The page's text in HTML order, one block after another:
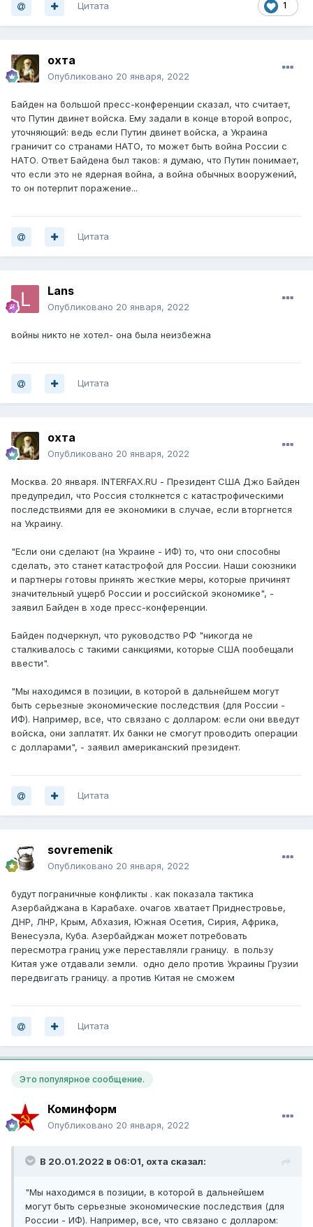
1
Цитата
охта
Опубликовано 20 января, 2022
Байден на большой пресс-конференции сказал, что считает,
что Путин двинет войска. Ему задали в конце второй вопрос,
уточняющий: ведь если Путин двинет войска, а Украина
граничит со странами НАТО, то может быть война России с
НАТО. Ответ Байдена был таков: я думаю, что Путин понимает,
что если это не ядерная война, а война обычных вооружений,
то он потерпит поражение...
Цитата
Lans
Опубликовано 20 января, 2022
войны никто не хотел- она была неизбежна
Цитата
охта
Опубликовано 20 января, 2022
Москва. 20 января. INTERFAX.RU - Президент США Джо Байден
предупредил, что Россия столкнется с катастрофическими
последствиями для ее экономики в случае, если вторгнется
на Украину.
"Если они сделают (на Украине - ИФ) то, что они способны
сделать, это станет катастрофой для России. Наши союзники
и партнеры готовы принять жесткие меры, которые причинят
значительный ущерб России и российской экономике", -
заявил Байден в ходе пресс-конференции.
Байден подчеркнул, что руководство РФ "никогда не
сталкивалось с такими санкциями, которые США пообещали
ввести".
"Мы находимся в позиции, в которой в дальнейшем могут
быть серьезные экономические последствия (для России -
ИФ). Например, все, что связано с долларом: если они введут
войска, они заплатят. Их банки не смогут проводить операции
с долларами", - заявил американский президент.
Цитата
sovremenik
Опубликовано 20 января, 2022
будут пограничные конфликты . как показала тактика
Азербайджана в Карабахе. очагов хватает Приднестровье,
ДНР, ЛНР, Крым, Абхазия, Южная Осетия, Сирия, Африка,
Венесуэла, Куба. Азербайджан может потребовать
пересмотра границ уже переставляли границу. в пользу
Китая уже отдавали земли. одно дело против Украины Грузии
передвигать границу. а против Китая не сможем
Цитата
Это популярное сообщение.
Коминформ
Опубликовано 20 января, 2022
В 20.01.2022 в 06:01, охта сказал:
"Мы находимся в позиции, в которой в дальнейшем
могут быть серьезные экономические последствия (для
России - ИФ). Например, все, что связано с долларом: